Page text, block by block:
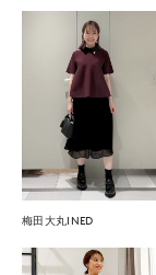
梅田大丸INED